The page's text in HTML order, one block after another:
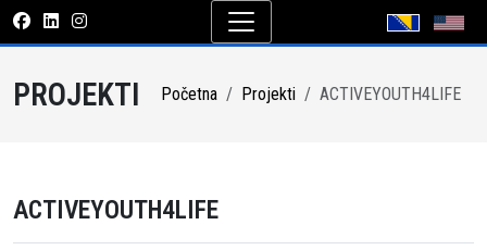
PROJEKTI Početna Projekti ACTIVEYOUTH4LIFE
ACTIVEYOUTH4LIFE